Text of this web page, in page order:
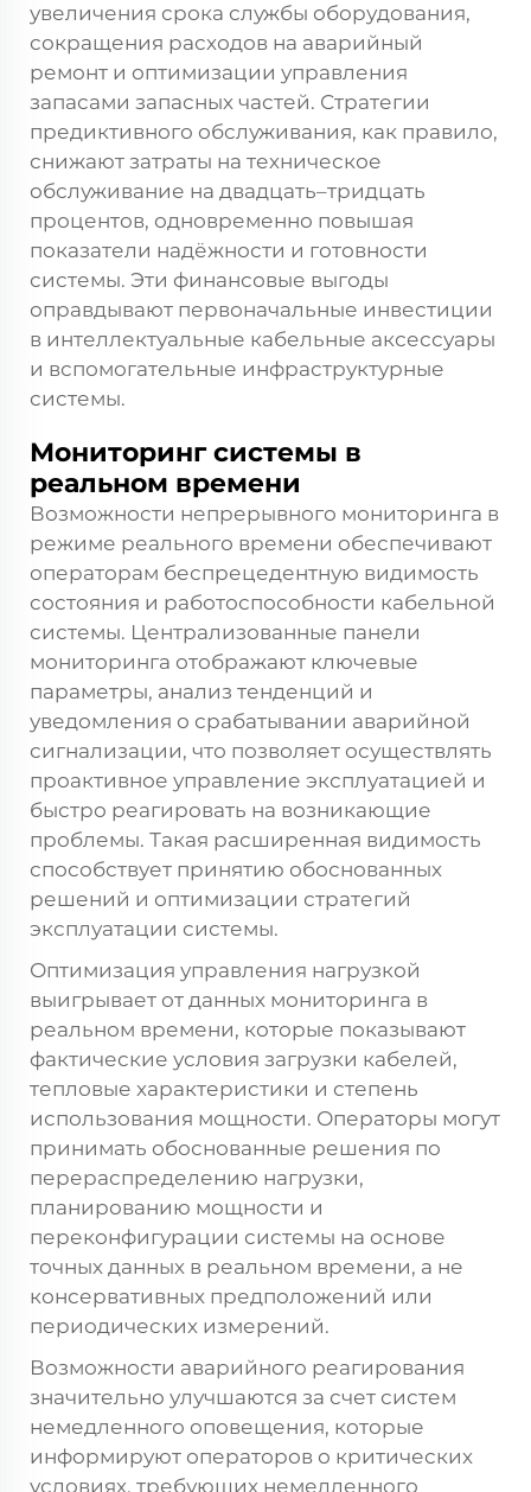
увеличения срока службы оборудования,
сокращения расходов на аварийный
ремонт и оптимизации управления
запасами запасных частей. Стратегии
предиктивного обслуживания, как правило,
снижают затраты на техническое
обслуживание на двадцать–тридцать
процентов, одновременно повышая
показатели надёжности и готовности
системы. Эти финансовые выгоды
оправдывают первоначальные инвестиции
в интеллектуальные кабельные аксессуары
и вспомогательные инфраструктурные
системы.
Мониторинг системы в
реальном времени
Возможности непрерывного мониторинга в
режиме реального времени обеспечивают
операторам беспрецедентную видимость
состояния и работоспособности кабельной
системы. Централизованные панели
мониторинга отображают ключевые
параметры, анализ тенденций и
уведомления о срабатывании аварийной
сигнализации, что позволяет осуществлять
проактивное управление эксплуатацией и
быстро реагировать на возникающие
проблемы. Такая расширенная видимость
способствует принятию обоснованных
решений и оптимизации стратегий
эксплуатации системы.
Оптимизация управления нагрузкой
выигрывает от данных мониторинга в
реальном времени, которые показывают
фактические условия загрузки кабелей,
тепловые характеристики и степень
использования мощности. Операторы могут
принимать обоснованные решения по
перераспределению нагрузки,
планированию мощности и
переконфигурации системы на основе
точных данных в реальном времени, а не
консервативных предположений или
периодических измерений.
Возможности аварийного реагирования
значительно улучшаются за счет систем
немедленного оповещения, которые
информируют операторов о критических
условиях, требующих немедленного